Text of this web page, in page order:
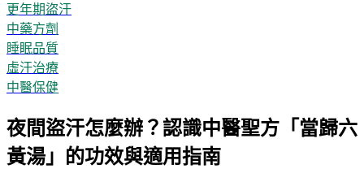
更年期盜汗
中藥方劑
睡眠品質
虛汗治療
中醫保健
夜間盜汗怎麼辦？認識中醫聖方「當歸六
黃湯」的功效與適用指南